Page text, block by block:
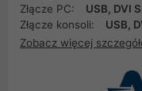
Złącze PC:
USB, DVI
Złącze konsoli:
USB,
Zobacz więcej